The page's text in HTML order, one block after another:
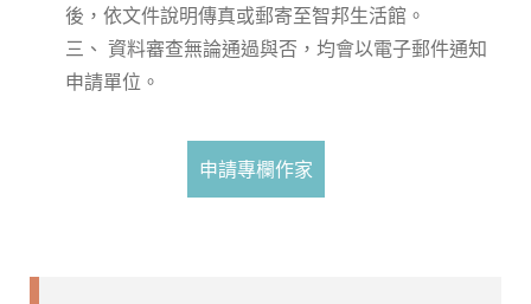
後，依文件說明傳真或郵寄至智邦生活館。
三、 資料審查無論通過與否，均會以電子郵件通知
申請單位。
申請專欄作家